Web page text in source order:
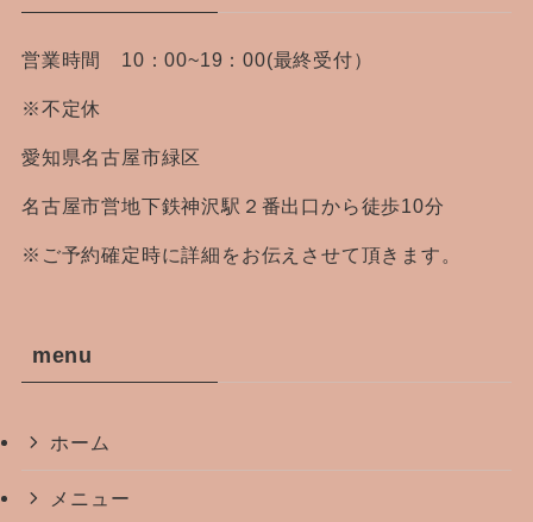
営業時間 10：00~19：00(最終受付）
※不定休
愛知県名古屋市緑区
名古屋市営地下鉄神沢駅２番出口から徒歩10分
※ご予約確定時に詳細をお伝えさせて頂きます。
menu
ホーム
メニュー